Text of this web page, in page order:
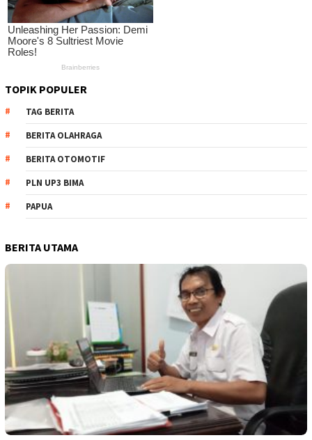
TOPIK POPULER
TAG BERITA
BERITA OLAHRAGA
BERITA OTOMOTIF
PLN UP3 BIMA
PAPUA
BERITA UTAMA